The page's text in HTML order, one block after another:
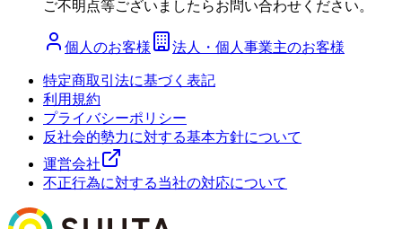
ご不明点等ございましたらお問い合わせください。
個人のお客様 法人・個人事業主のお客様
特定商取引法に基づく表記
利用規約
プライバシーポリシー
反社会的勢力に対する基本方針について
運営会社
不正行為に対する当社の対応について